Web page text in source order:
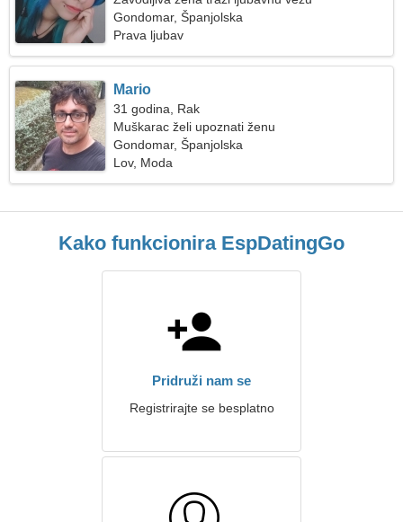
Gondomar, Španjolska
Prava ljubav
Mario
31 godina, Rak
Muškarac želi upoznati ženu
Gondomar, Španjolska
Lov, Moda
Kako funkcionira EspDatingGo
Pridruži nam se
Registrirajte se besplatno